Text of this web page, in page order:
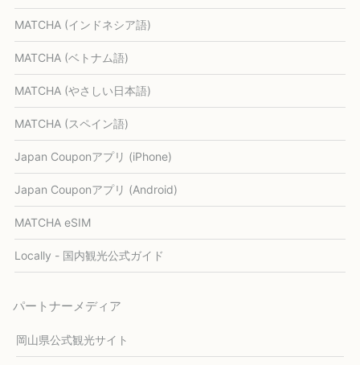
MATCHA (インドネシア語)
MATCHA (ベトナム語)
MATCHA (やさしい日本語)
MATCHA (スペイン語)
Japan Couponアプリ (iPhone)
Japan Couponアプリ (Android)
MATCHA eSIM
Locally - 国内観光公式ガイド
パートナーメディア
岡山県公式観光サイト